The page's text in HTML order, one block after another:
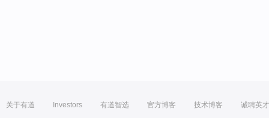
关于有道 Investors 有道智选 官方博客 技术博客 诚聘英才